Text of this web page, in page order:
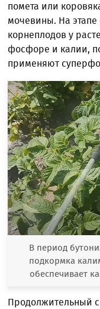
помета или
мочевины. На
корнеплодов у
фосфоре и калии,
применяют
В период
подкормка
обеспечивает
Продолжительный